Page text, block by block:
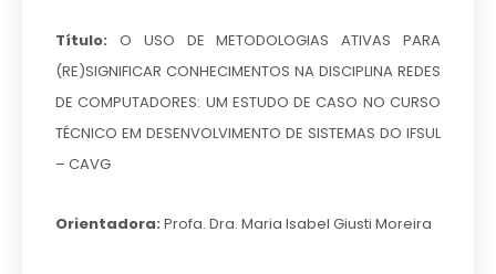
Título: O USO DE METODOLOGIAS ATIVAS PARA
(RE)SIGNIFICAR CONHECIMENTOS NA DISCIPLINA REDES
DE COMPUTADORES: UM ESTUDO DE CASO NO CURSO
TÉCNICO EM DESENVOLVIMENTO DE SISTEMAS DO IFSUL
– CAVG
Orientadora: Profa. Dra. Maria Isabel Giusti Moreira